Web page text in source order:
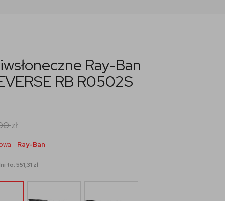
Ray-Ban
RB R0502S
zł
- Ray-Ban
to: 551,31 zł